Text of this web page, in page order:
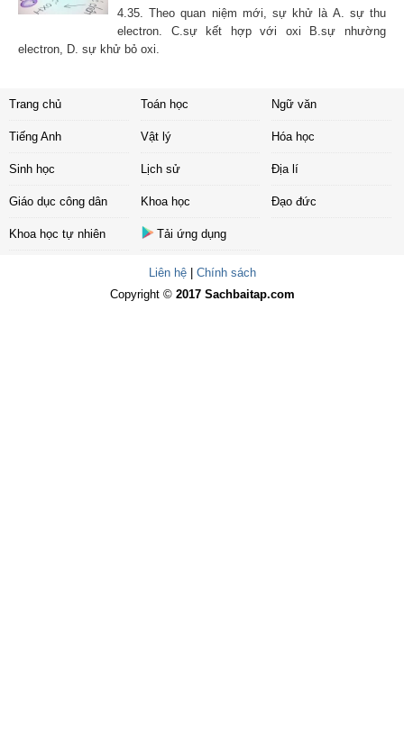
4.35. Theo quan niệm mới, sự khử là A. sự thu
electron. C.sự kết hợp với oxi B.sự nhường
electron, D. sự khử bỏ oxi.
Trang chủ Toán học Ngữ văn
Tiếng Anh Vật lý Hóa học
Sinh học Lịch sử Địa lí
Giáo dục công dân Khoa học Đạo đức
Khoa học tự nhiên Tải ứng dụng
Liên hệ| Chính sách
Copyright © 2017 Sachbaitap.com